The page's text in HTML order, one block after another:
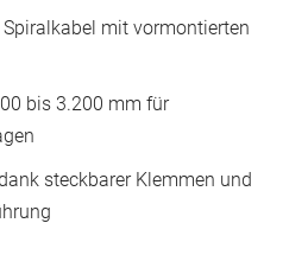
mit vormontierten
bis 3.200 mm für
steckbarer Klemmen und